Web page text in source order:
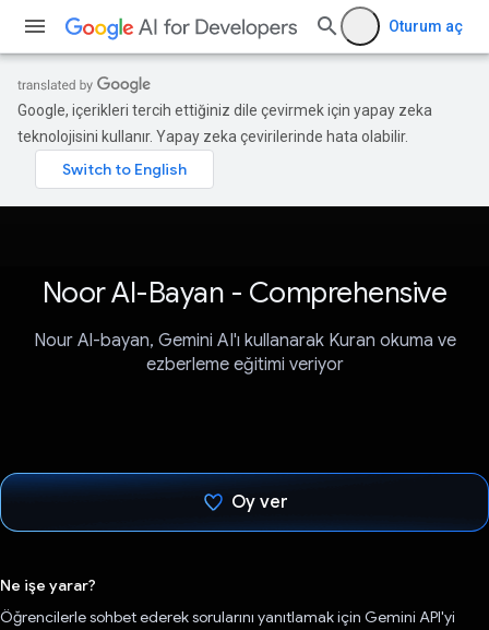
Oturum aç
Google, içerikleri tercih ettiğiniz dile çevirmek için yapay zeka
teknolojisini kullanır. Yapay zeka çevirilerinde hata olabilir.
Noor Al-Bayan - Comprehensive
Nour Al-bayan, Gemini AI'ı kullanarak Kuran okuma ve
ezberleme eğitimi veriyor
Oy ver
Ne işe yarar?
Öğrencilerle sohbet ederek sorularını yanıtlamak için Gemini API'yi